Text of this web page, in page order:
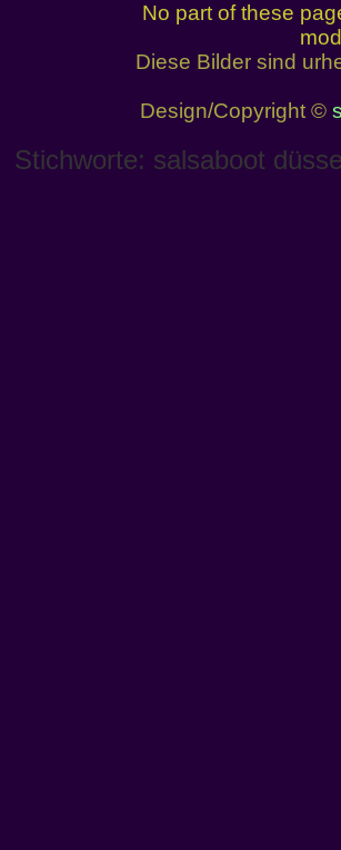
No part of these
Diese Bilder sind
Design/Copyright ©
Stichworte: salsaboot